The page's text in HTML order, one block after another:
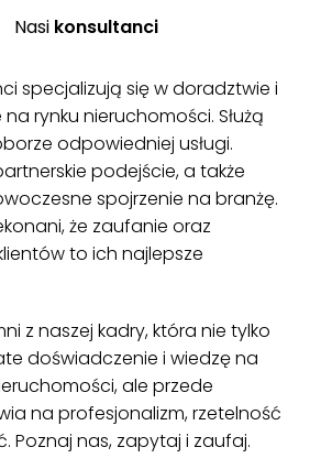
Nasi konsultanci
specjalizują się w doradztwie i
rynku nieruchomości. Służą
odpowiedniej usługi.
podejście, a także
spojrzenie na branżę.
że zaufanie oraz
to ich najlepsze
z naszej kadry, która nie tylko
doświadczenie i wiedzę na
ale przede
na profesjonalizm, rzetelność
Poznaj nas, zapytaj i zaufaj.